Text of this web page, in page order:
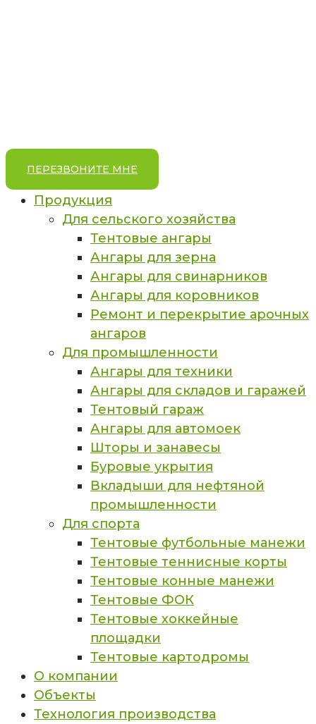
ПЕРЕЗВОНИТЕ МНЕ
Продукция
Для сельского хозяйства
Тентовые ангары
Ангары для зерна
Ангары для свинарников
Ангары для коровников
Ремонт и перекрытие арочных
ангаров
Для промышленности
Ангары для техники
Ангары для складов и гаражей
Тентовый гараж
Ангары для автомоек
Шторы и занавесы
Буровые укрытия
Вкладыши для нефтяной
промышленности
Для спорта
Тентовые футбольные манежи
Тентовые теннисные корты
Тентовые конные манежи
Тентовые ФОК
Тентовые хоккейные
площадки
Тентовые картодромы
О компании
Объекты
Технология производства